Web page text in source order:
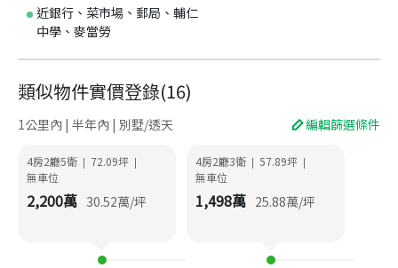
近銀行、菜市場、郵局、輔仁
中學、麥當勞
類似物件實價登錄(16)
1公里內 | 半年內 | 別墅/透天 編輯篩選條件
4房2廳5衛 | 72.09坪 |
無車位
2,200萬 30.52萬/坪
4房2廳3衛 | 57.89坪 |
無車位
1,498萬 25.88萬/坪